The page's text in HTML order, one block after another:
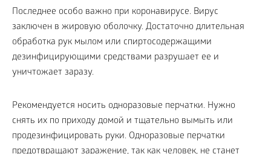
Последнее особо важно при коронавирусе. Вирус
заключен в жировую оболочку. Достаточно длительная
обработка рук мылом или спиртосодержащими
дезинфицирующими средствами разрушает ее и
уничтожает заразу.
Рекомендуется носить одноразовые перчатки. Нужно
снять их по приходу домой и тщательно вымыть или
продезинфицировать руки. Одноразовые перчатки
предотвращают заражение, так как человек, не станет